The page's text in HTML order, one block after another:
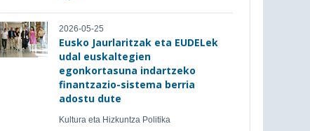
2026-05-25
Eusko Jaurlaritzak eta EUDELek
udal euskaltegien
egonkortasuna indartzeko
finantzazio-sistema berria
adostu dute
Kultura eta Hizkuntza Politika